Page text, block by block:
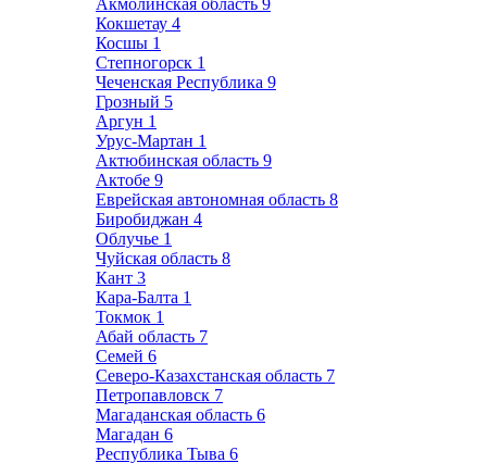
Акмолинская область 9
Кокшетау 4
Косшы 1
Степногорск 1
Чеченская Республика 9
Грозный 5
Аргун 1
Урус-Мартан 1
Актюбинская область 9
Актобе 9
Еврейская автономная область 8
Биробиджан 4
Облучье 1
Чуйская область 8
Кант 3
Кара-Балта 1
Токмок 1
Абай область 7
Семей 6
Северо-Казахстанская область 7
Петропавловск 7
Магаданская область 6
Магадан 6
Республика Тыва 6